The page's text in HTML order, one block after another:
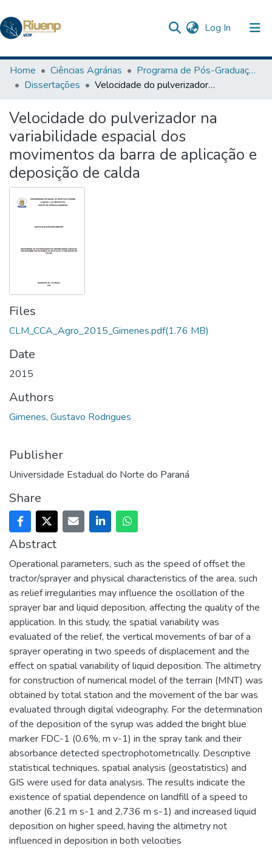
Log In (current)
Communities & Collections
Browse DSpace
Statistics
The Repository
Home Ciências Agrárias
Programa de Pós-Graduação em Agronomia
Dissertações
Velocidade do pulverizador na variabilidade espacial dos movimentos da barra de aplicação e deposição de calda
Velocidade do pulverizador na
variabilidade espacial dos
movimentos da barra de aplicação e
deposição de calda
Files
CLM_CCA_Agro_2015_Gimenes.pdf(1.76 MB)
Date
2015
Authors
Gimenes, Gustavo Rodrigues
Publisher
Universidade Estadual do Norte do Paraná
Share
Abstract
Operational parameters, such as the speed of offset the
tractor/sprayer and physical characteristics of the area, such
as relief irregularities may influence the oscillation of the
sprayer bar and liquid deposition, affecting the quality of the
application. In this study, the spatial variability was
evaluated of the relief, the vertical movements of bar of a
sprayer operating in two speeds of displacement and the
effect on spatial variability of liquid deposition. The altimetry
for construction of numerical model of the terrain (MNT) was
obtained by total station and the movement of the bar was
evaluated through digital videography. For the determination
of the deposition of the syrup was added the bright blue
marker FDC-1 (0.6%, m v-1) in the spray tank and their
absorbance detected spectrophotometrically. Descriptive
statistical techniques, spatial analysis (geostatistics) and
GIS were used for data analysis. The results indicate the
existence of spatial dependence on landfill of a speed to
another (6.21 m s-1 and 2,736 m s-1) and increased liquid
deposition on higher speed, having the altimetry not
influenced in deposition in both velocities